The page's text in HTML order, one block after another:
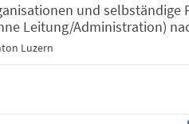
und
und selbständige
categories.
und selbständige
Leitung/Administration)
Luzern